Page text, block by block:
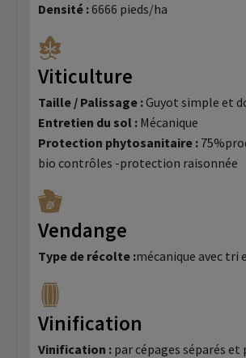
Densité :6666 pieds/ha
Viticulture
Taille / Palissage :Guyot simple et
Entretien du sol : Mécanique
Protection phytosanitaire :
bio contrôles -protection raisonnée
Vendange
Type de récolte :mécanique avec tri
Vinification
Vinification : par cépages séparés et